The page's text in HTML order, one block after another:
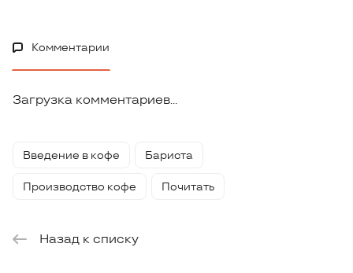
Комментарии
Загрузка комментариев...
Введение в кофе
Бариста
Производство кофе
Почитать
Назад к списку